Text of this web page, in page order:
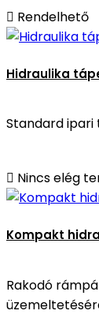
 Rendelhető
Hidraulika
Standard ipari
 Nincs elég
Kompakt
Rakodó